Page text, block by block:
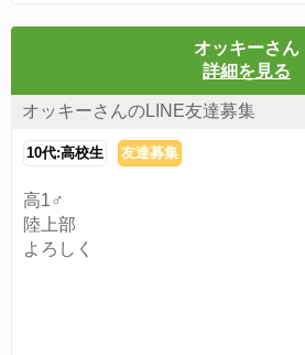
オッキーさん
詳細を見る
オッキーさんのLINE友達募集
10代:高校生 友達募集
高1♂
陸上部
よろしく